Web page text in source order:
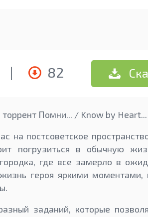
| 82
Помни... / Know by Heart...
на постсоветское
погрузиться в обычную
где все замерло в
героя яркими
заданий, которые